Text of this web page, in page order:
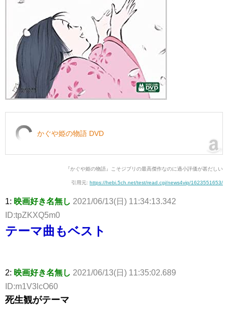
かぐや姫の物語 DVD
『かぐや姫の物語』こそジブリの最高傑作なのに過小評価が甚だしい
引用元: https://hebi.5ch.net/test/read.cgi/news4vip/1623551653/
1: 映画好き名無し 2021/06/13(日) 11:34:13.342
ID:tpZKXQ5m0
テーマ曲もベスト
2: 映画好き名無し 2021/06/13(日) 11:35:02.689
ID:m1V3lcO60
死生観がテーマ